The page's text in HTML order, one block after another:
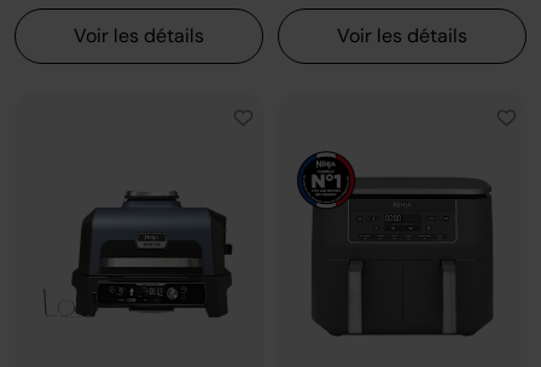
Voir les détails
Voir les détails